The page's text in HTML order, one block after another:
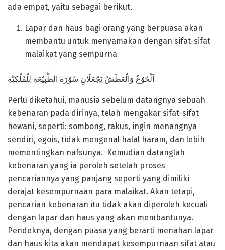
ada empat, yaitu sebagai berikut.
Lapar dan haus bagi orang yang berpuasa akan
membantu untuk menyamakan dengan sifat-sifat
malaikat yang sempurna
اَلْجُوْعُ وَالْعَطَشُ يَجْعَلَانِ سُوْرَةَ الطَّبِيْعَةِ لِلْمُلْكِيَّةِ
Perlu diketahui, manusia sebelum datangnya sebuah
kebenaran pada dirinya, telah mengakar sifat-sifat
hewani, seperti: sombong, rakus, ingin menangnya
sendiri, egois, tidak mengenal halal haram, dan lebih
mementingkan nafsunya. Kemudian datanglah
kebenaran yang ia peroleh setelah proses
pencariannya yang panjang seperti yang dimiliki
derajat kesempurnaan para malaikat. Akan tetapi,
pencarian kebenaran itu tidak akan diperoleh kecuali
dengan lapar dan haus yang akan membantunya.
Pendeknya, dengan puasa yang berarti menahan lapar
dan haus kita akan mendapat kesempurnaan sifat atau